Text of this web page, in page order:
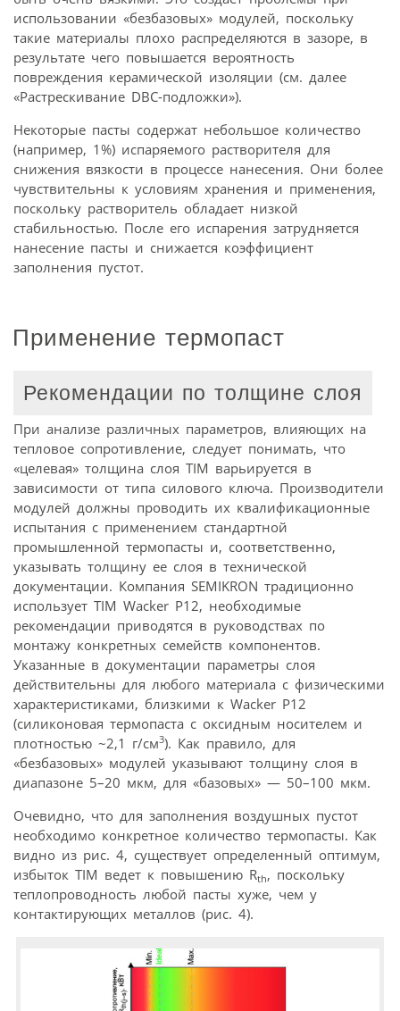
использовании «безбазовых» модулей, поскольку
такие материалы плохо распределяются в зазоре, в
результате чего повышается вероятность
повреждения керамической изоляции (см. далее
«Растрескивание DBC-подложки»).
Некоторые пасты содержат небольшое количество
(например, 1%) испаряемого растворителя для
снижения вязкости в процессе нанесения. Они более
чувствительны к условиям хранения и применения,
поскольку растворитель обладает низкой
стабильностью. После его испарения затрудняется
нанесение пасты и снижается коэффициент
заполнения пустот.
Применение термопаст
Рекомендации по толщине слоя
При анализе различных параметров, влияющих на
тепловое сопротивление, следует понимать, что
«целевая» толщина слоя TIM варьируется в
зависимости от типа силового ключа. Производители
модулей должны проводить их квалификационные
испытания с применением стандартной
промышленной термопасты и, соответственно,
указывать толщину ее слоя в технической
документации. Компания SEMIKRON традиционно
использует TIM Wacker P12, необходимые
рекомендации приводятся в руководствах по
монтажу конкретных семейств компонентов.
Указанные в документации параметры слоя
действительны для любого материала с физическими
характеристиками, близкими к Wacker P12
(силиконовая термопаста с оксидным носителем и
плотностью ~2,1 г/см3). Как правило, для
«безбазовых» модулей указывают толщину слоя в
диапазоне 5–20 мкм, для «базовых» — 50–100 мкм.
Очевидно, что для заполнения воздушных пустот
необходимо конкретное количество термопасты. Как
видно из рис. 4, существует определенный оптимум,
избыток TIM ведет к повышению Rth, поскольку
теплопровод­ность любой пасты хуже, чем у
контактирующих металлов (рис. 4).